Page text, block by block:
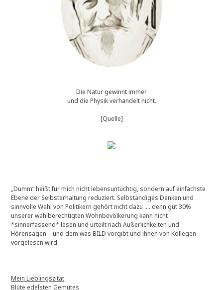
Die Natur gewinnt immer
und die Physik verhandelt nicht.
[Quelle]
„Dumm“ heißt für mich nicht lebensuntüchtig, sondern auf einfachste
Ebene der Selbsterhaltung reduziert. Selbständiges Denken und
sinnvolle Wahl von Politikern gehört nicht dazu …. denn gut 30%
unserer wahlberechtigten Wohnbevölkerung kann nicht
*sinnerfassend* lesen und urteilt nach Äußerlichkeiten und
Hörensagen – und dem was BILD vorgibt und ihnen von Kollegen
vorgelesen wird.
Mein Lieblingszitat
Blüte edelsten Gemütes